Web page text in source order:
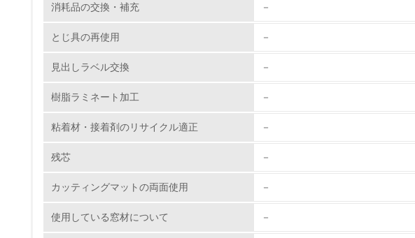
→ 導入している規格名 ISO14001
8. 第三者認証を取得している
消耗品の交換・補充 －
とじ具の再使用 －
見出しラベル交換 －
樹脂ラミネート加工 －
粘着材・接着剤のリサイクル適正 －
残芯 －
カッティングマットの両面使用 －
使用している窓材について －